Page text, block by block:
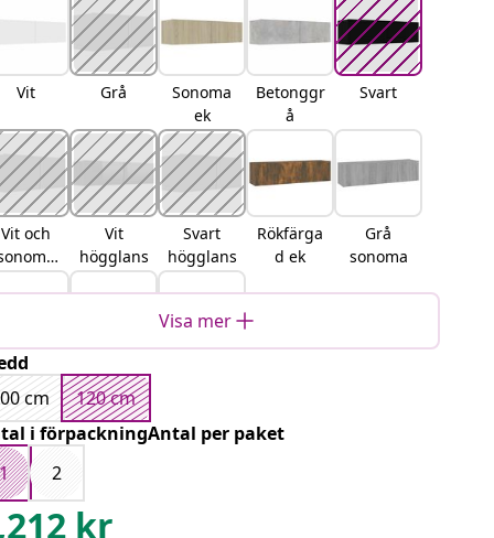
Vit Grå
Sonoma
ek
Betonggr
å
Svart
Vit och
ek
Vit
högglans
Svart
högglans
Rökfärga
d ek
Grå
sonoma
trä
artisan
ek
Visa mer
cm
120 cm
i förpackningAntal per paket
2
kr